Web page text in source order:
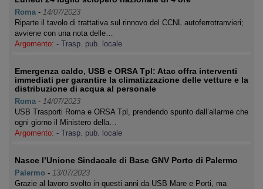
Roma - 14/07/2023
Riparte il tavolo di trattativa sul rinnovo del CCNL autoferrotranvieri;
avviene con una nota delle…
Argomento: - Trasp. pub. locale
Emergenza caldo, USB e ORSA Tpl: Atac offra interventi
immediati per garantire la climatizzazione delle vetture e la
distribuzione di acqua al personale
Roma - 14/07/2023
USB Trasporti Roma e ORSA Tpl, prendendo spunto dall’allarme che
ogni giorno il Ministero della…
Argomento: - Trasp. pub. locale
Nasce l’Unione Sindacale di Base GNV Porto di Palermo
Palermo - 13/07/2023
Grazie al lavoro svolto in questi anni da USB Mare e Porti, ma